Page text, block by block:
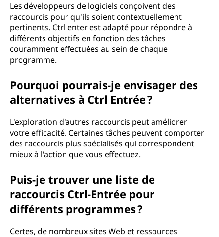
Les développeurs de logiciels conçoivent des
raccourcis pour qu'ils soient contextuellement
pertinents. Ctrl enter est adapté pour répondre à
différents objectifs en fonction des tâches
couramment effectuées au sein de chaque
programme.
Pourquoi pourrais-je envisager des
alternatives à Ctrl Entrée ?
L'exploration d'autres raccourcis peut améliorer
votre efficacité. Certaines tâches peuvent comporter
des raccourcis plus spécialisés qui correspondent
mieux à l'action que vous effectuez.
Puis-je trouver une liste de
raccourcis Ctrl-Entrée pour
différents programmes ?
Certes, de nombreux sites Web et ressources